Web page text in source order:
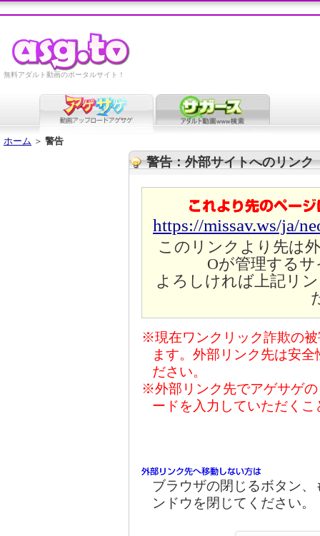
無料アダルト動画のポータルサイト！
ホーム ＞ 警告
警告：外部サイトへのリンク
https://missav.ws/ja/
このリンクより先は
Oが管理する
よろしければ上記リ
※現在ワンクリック詐欺の
ます。外部リンク先は安
ださい。
※外部リンク先でアゲサゲ
ードを入力していただく
ブラウザの閉じるボタン
ンドウを閉じてください。